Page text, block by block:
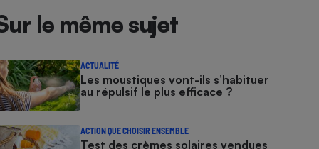
le même sujet
ACTUALITÉ
Les moustiques vont-ils s’habituer
au répulsif le plus efficace ?
ACTION QUE CHOISIR ENSEMBLE
Test des crèmes solaires vendues